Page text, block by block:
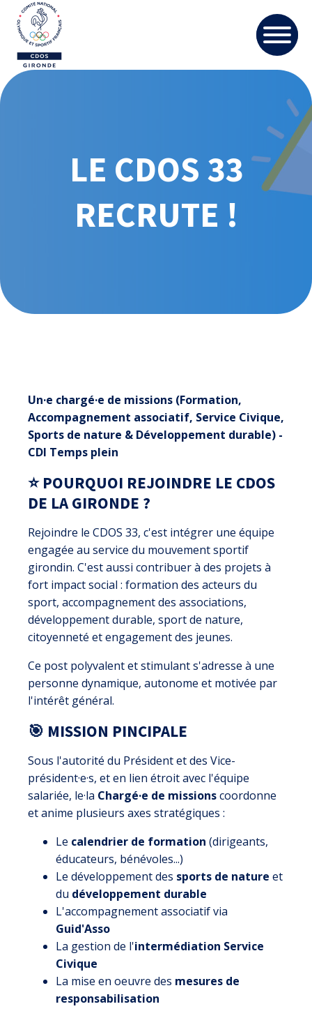
LE CDOS 33
RECRUTE !
Un·e chargé·e de missions (Formation,
Accompagnement associatif, Service Civique,
Sports de nature & Développement durable) -
CDI Temps plein
⭐️ POURQUOI REJOINDRE LE CDOS
DE LA GIRONDE ?
Rejoindre le CDOS 33, c'est intégrer une équipe
engagée au service du mouvement sportif
girondin. C'est aussi contribuer à des projets à
fort impact social : formation des acteurs du
sport, accompagnement des associations,
développement durable, sport de nature,
citoyenneté et engagement des jeunes.
Ce post polyvalent et stimulant s'adresse à une
personne dynamique, autonome et motivée par
l'intérêt général.
🎯 MISSION PINCIPALE
Sous l'autorité du Président et des Vice-
président·e·s, et en lien étroit avec l'équipe
salariée, le·la Chargé·e de missionscoordonne
et anime plusieurs axes stratégiques :
Le calendrier de formation (dirigeants,
éducateurs, bénévoles...)
Le développement des sports de nature et
du développement durable
L'accompagnement associatif via
Guid'Asso
La gestion de l'intermédiation Service
Civique
La mise en oeuvre des mesures de
responsabilisation